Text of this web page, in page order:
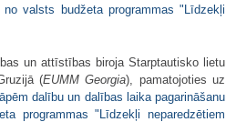
valsts budžeta programmas "Līdzekļi
un attīstības biroja Starptautisko lietu
(EUMM Georgia), pamatojoties uz
dalību un dalības laika pagarināšanu
programmas "Līdzekļi neparedzētiem